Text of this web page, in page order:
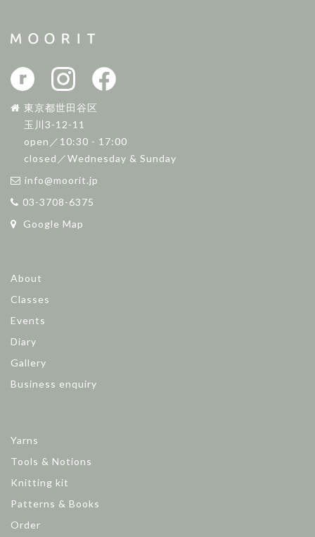
東京都世田谷区
玉川3-12-11
open／10:30 - 17:00
closed／Wednesday & Sunday
info@moorit.jp
03-3708-6375
Google Map
About
Classes
Events
Diary
Gallery
Business enquiry
Yarns
Tools & Notions
Knitting kit
Patterns & Books
Order